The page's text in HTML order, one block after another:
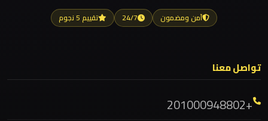
ليموزين مطار اكتوبر
ليموزين مرسيدس ايجار بالسائق فى مصر
ليموزين مرسي مطروح
لوكسور
ليموزين
آمن ومضمون 24/7 تقييم 5 نجوم
تواصل معنا
+201000948802